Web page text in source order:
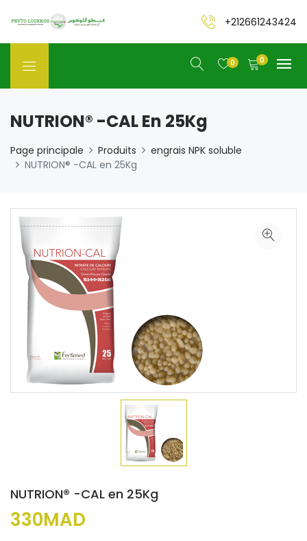
+212661243424
0 0
NUTRION® -CAL En 25Kg
Page principale Produits
engrais NPK soluble
NUTRION® -CAL en 25Kg
NUTRION® -CAL en 25Kg
330MAD